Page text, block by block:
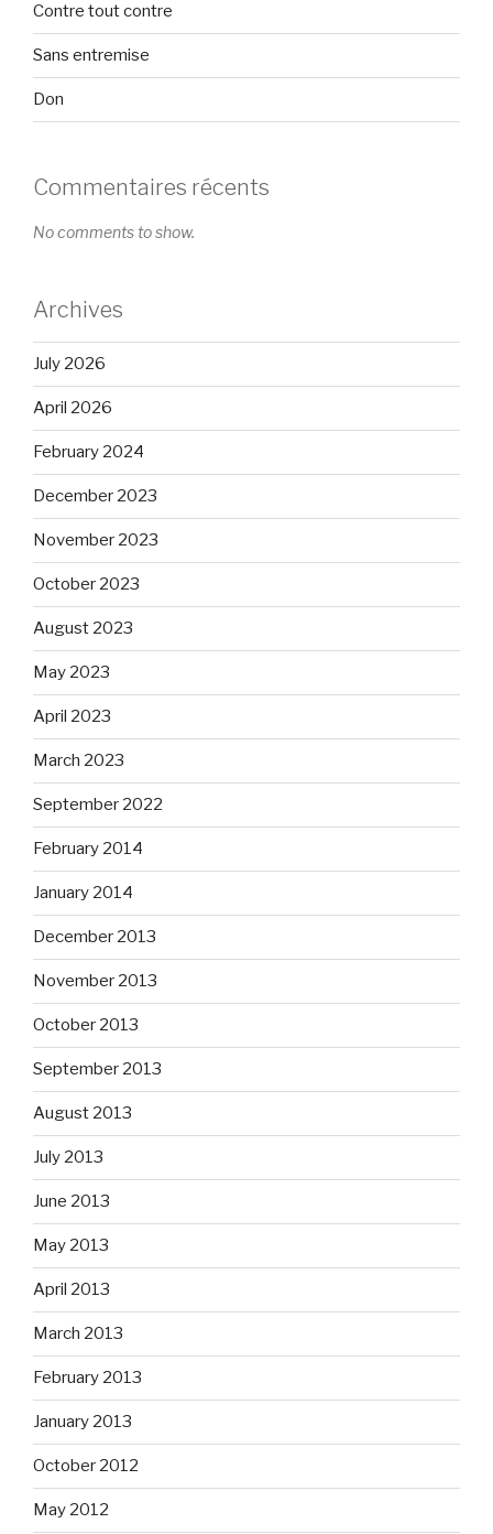
Contre tout contre
Sans entremise
Don
Commentaires récents
No comments to show.
Archives
July 2026
April 2026
February 2024
December 2023
November 2023
October 2023
August 2023
May 2023
April 2023
March 2023
September 2022
February 2014
January 2014
December 2013
November 2013
October 2013
September 2013
August 2013
July 2013
June 2013
May 2013
April 2013
March 2013
February 2013
January 2013
October 2012
May 2012